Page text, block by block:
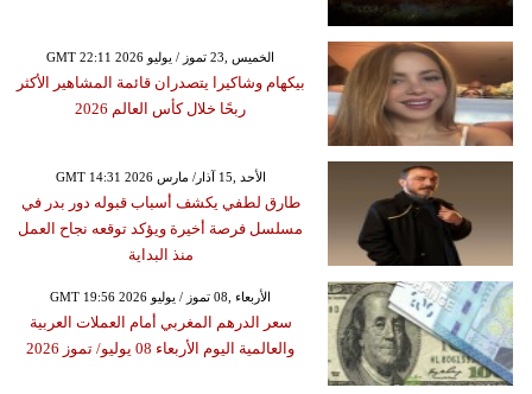
GMT 22:11 2026 الخميس ,23 تموز / يوليو
بيكهام وشاكيرا يتصدران قائمة المشاهير الأكثر
ربحًا خلال كأس العالم 2026
GMT 14:31 2026 الأحد ,15 آذار/ مارس
طارق لطفي يكشف أسباب قبوله دور بدر في
مسلسل فرصة أخيرة ويؤكد توقعه نجاح العمل
منذ البداية
GMT 19:56 2026 الأربعاء ,08 تموز / يوليو
سعر الدرهم المغربي أمام العملات العربية
والعالمية اليوم الأربعاء 08 يوليو/ تموز 2026